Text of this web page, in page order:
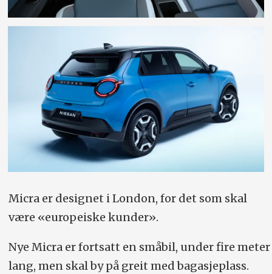
Micra er designet i London, for det som skal
være «europeiske kunder».
Nye Micra er fortsatt en småbil, under fire meter
lang, men skal by på greit med bagasjeplass.